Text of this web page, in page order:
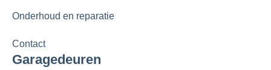
Onderhoud en reparatie
Contact
Garagedeuren